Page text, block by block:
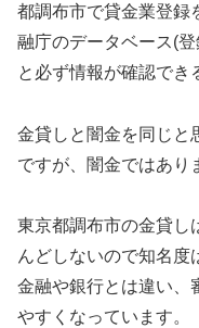
都調布市で貸金業登録
融庁のデータベース(
と必ず情報が確認でき
金貸しと闇金を同じと
ですが、闇金ではあり
東京都調布市の金貸し
んどしないので知名度
金融や銀行とは違い、
やすくなっています。